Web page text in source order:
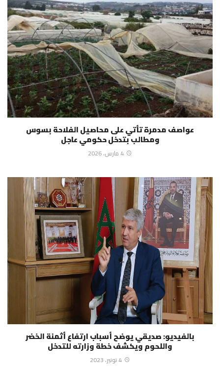
عواصف مدمرة تأتي على محاصيل الفلاحة بسوس
ومطالب بتدخل حكومي عاجل
4 مارس، 2026
بالفيديو: صديقي يوضح أسباب ارتفاع أثمنة الخضر
واللحوم ويكشف خطة وزارته للتدخل
4 نونبر، 2023